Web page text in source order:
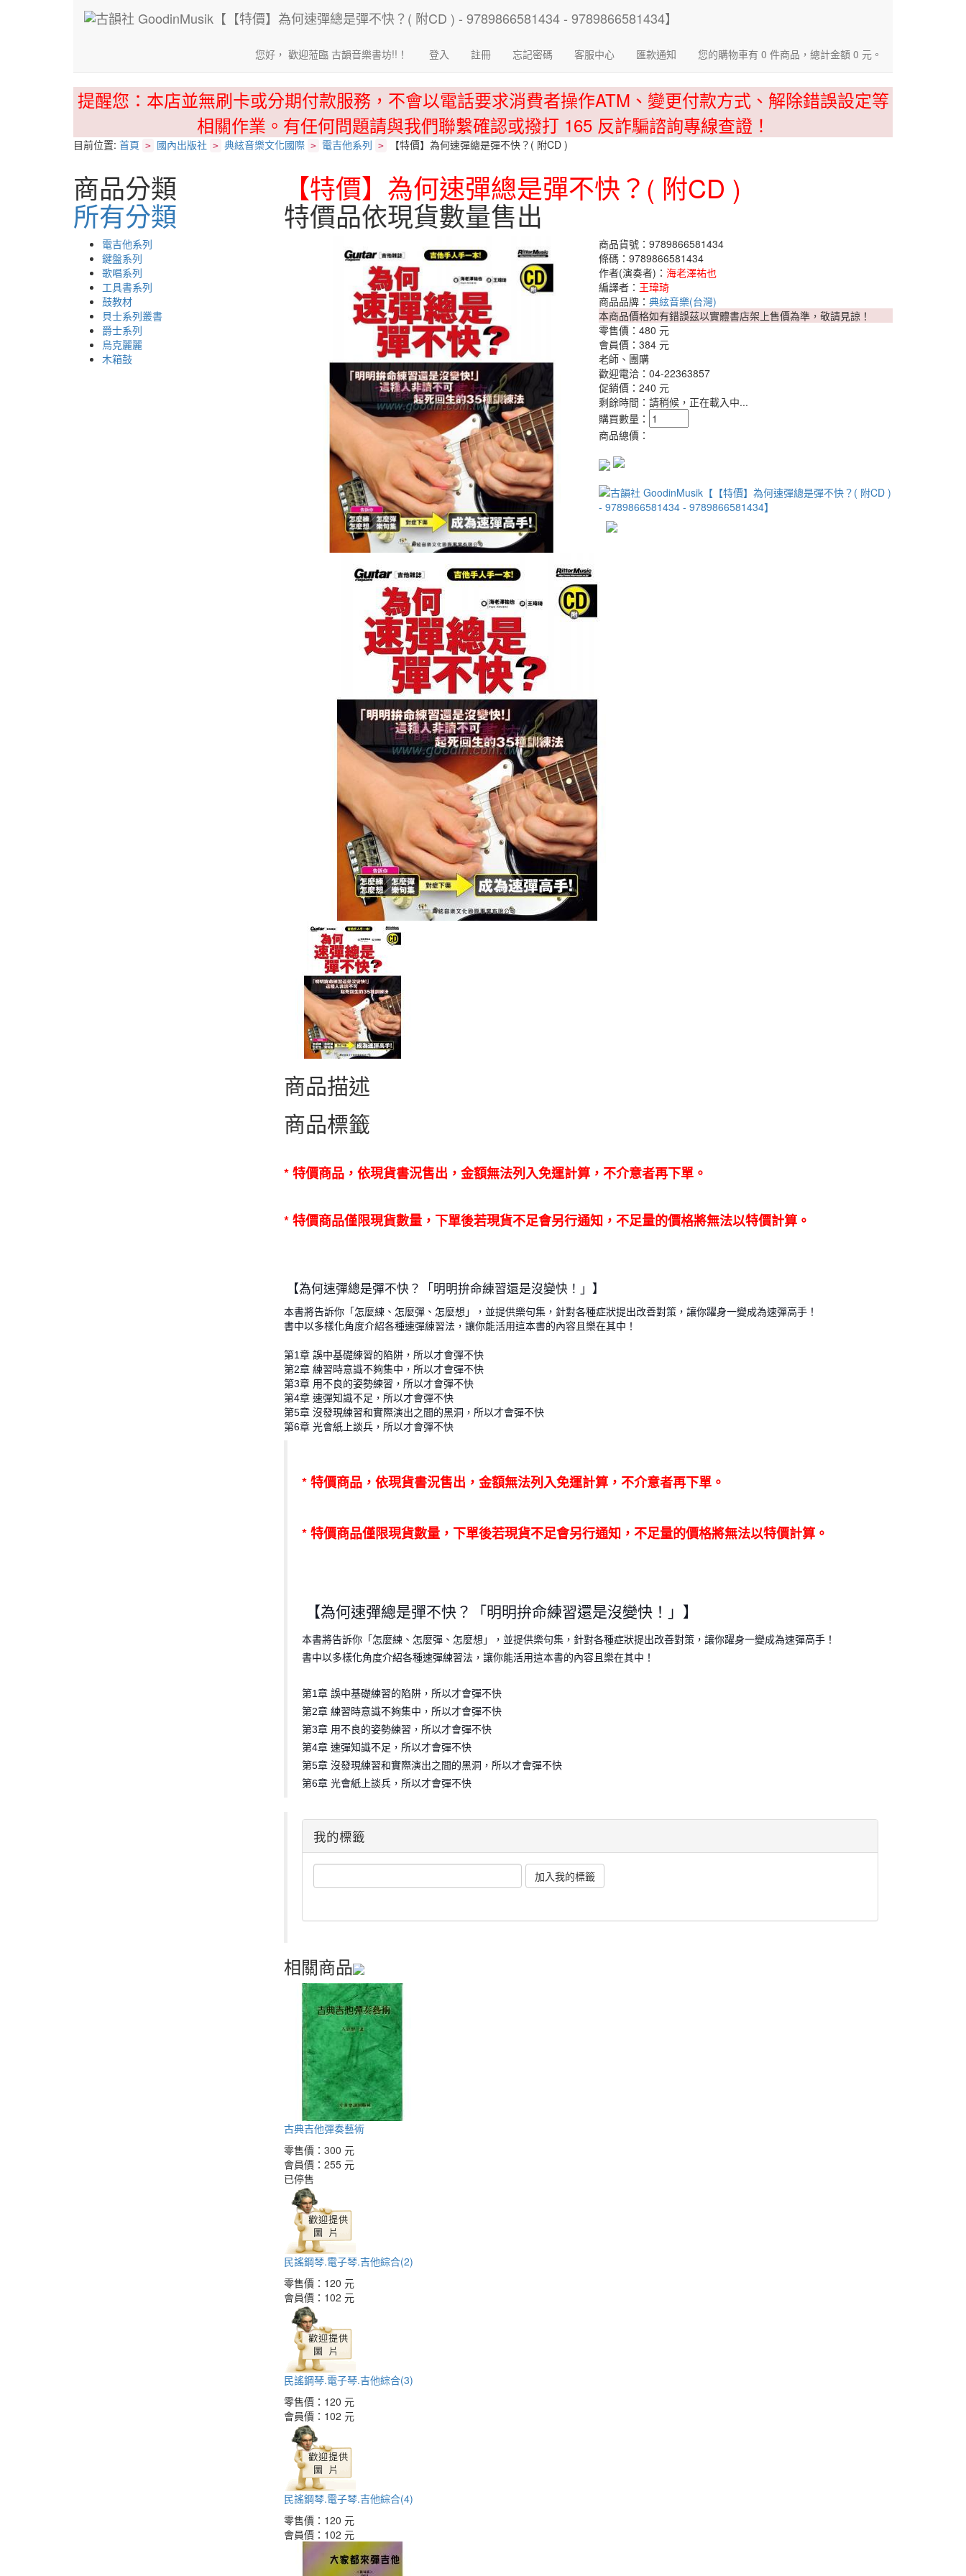
您好， 歡迎蒞臨 古韻音樂書坊!!！ 登入 註冊 忘記密碼 客服中心 匯款通知 您的購物車有 0 件商品，總計金額 0 元。
提醒您：本店並無刷卡或分期付款服務，不會以電話要求消費者操作ATM、變更付款方式、解除錯誤設定等
相關作業。有任何問題請與我們聯繫確認或撥打 165 反詐騙諮詢專線查證！
目前位置: 首頁 > 國內出版社 > 典絃音樂文化國際 > 電吉他系列 > 【特價】為何速彈總是彈不快？( 附CD )
商品分類
所有分類
電吉他系列
鍵盤系列
歌唱系列
工具書系列
鼓教材
貝士系列叢書
爵士系列
烏克麗麗
木箱鼓
【特價】為何速彈總是彈不快？( 附CD )
特價品依現貨數量售出
商品貨號：9789866581434
條碼：9789866581434
作者(演奏者)：海老澤祐也
編譯者： 王瑋琦
商品品牌：典絃音樂(台灣)
本商品價格如有錯誤茲以實體書店架上售價為準，敬請見諒！
零售價：480 元
會員價：384 元
老師、團購
歡迎電洽：04-22363857
促銷價：240 元
剩餘時間：請稍候，正在載入中...
購買數量：
商品總價：
商品描述
商品標籤
* 特價商品，依現貨書況售出，金額無法列入免運計算，不介意者再下單。
* 特價商品僅限現貨數量，下單後若現貨不足會另行通知，不足量的價格將無法以特價計算。
【為何速彈總是彈不快？「明明拚命練習還是沒變快！」】
本書將告訴你「怎麼練、怎麼彈、怎麼想」，並提供樂句集，針對各種症狀提出改善對策，讓你躍身一變成為速彈高手！
書中以多樣化角度介紹各種速彈練習法，讓你能活用這本書的內容且樂在其中！
第1章 誤中基礎練習的陷阱，所以才會彈不快
第2章 練習時意識不夠集中，所以才會彈不快
第3章 用不良的姿勢練習，所以才會彈不快
第4章 速彈知識不足，所以才會彈不快
第5章 沒發現練習和實際演出之間的黑洞，所以才會彈不快
第6章 光會紙上談兵，所以才會彈不快
* 特價商品，依現貨書況售出，金額無法列入免運計算，不介意者再下單。
* 特價商品僅限現貨數量，下單後若現貨不足會另行通知，不足量的價格將無法以特價計算。
【為何速彈總是彈不快？「明明拚命練習還是沒變快！」】
本書將告訴你「怎麼練、怎麼彈、怎麼想」，並提供樂句集，針對各種症狀提出改善對策，讓你躍身一變成為速彈高手！
書中以多樣化角度介紹各種速彈練習法，讓你能活用這本書的內容且樂在其中！
第1章 誤中基礎練習的陷阱，所以才會彈不快
第2章 練習時意識不夠集中，所以才會彈不快
第3章 用不良的姿勢練習，所以才會彈不快
第4章 速彈知識不足，所以才會彈不快
第5章 沒發現練習和實際演出之間的黑洞，所以才會彈不快
第6章 光會紙上談兵，所以才會彈不快
我的標籤
相關商品
古典吉他彈奏藝術
零售價： 300 元
會員價： 255 元
已停售
民謠鋼琴.電子琴.吉他綜合(2)
零售價： 120 元
會員價： 102 元
民謠鋼琴.電子琴.吉他綜合(3)
零售價： 120 元
會員價： 102 元
民謠鋼琴.電子琴.吉他綜合(4)
零售價： 120 元
會員價： 102 元